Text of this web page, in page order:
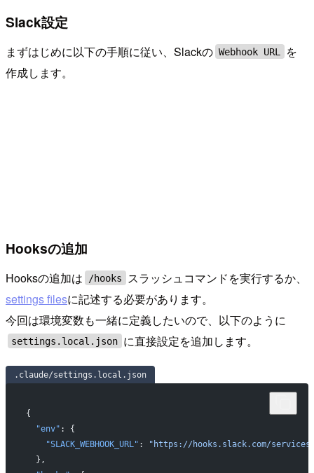
Slack設定
まずはじめに以下の手順に従い、Slackの Webhook URL
を
作成します。
Hooksの追加
Hooksの追加は /hooks
スラッシュコマンドを実行するか、
settings filesに記述する必要があります。
今回は環境変数も一緒に定義したいので、以下のように
settings.local.json に直接設定を追加します。
.claude/settings.local.json
{
  "env"
: {
    "SLACK_WEBHOOK_URL"
:
"https://hooks.slack.com/services/
  },